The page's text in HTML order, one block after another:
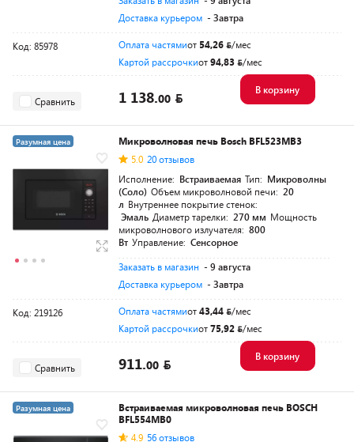
Доставка курьером - Завтра
Код: 85978 Оплата частямиот 54,26
/мес
Картой рассрочкиот94,83 /мес
Сравнить 1 138.00
В корзину
Разумная цена
Микроволновая печь Bosch BFL523MB3
5.0 20 отзывов
Исполнение: Встраиваемая Тип: Микроволны
(Соло) Объем микроволновой печи: 20
л Внутреннее покрытие стенок:
Эмаль Диаметр тарелки: 270 мм Мощность
микроволнового излучателя: 800
Вт Управление: Сенсорное
Заказать в магазин - 9 августа
Доставка курьером - Завтра
Код: 219126 Оплата частямиот43,44
/мес
Картой рассрочкиот75,92 /мес
Сравнить 911.00
В корзину
Разумная цена
Встраиваемая микроволновая печь BOSCH
BFL554MB0
4.9 56 отзывов